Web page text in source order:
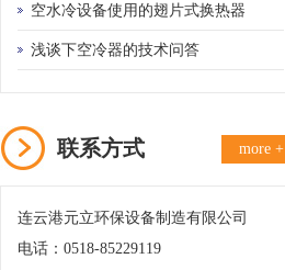
备的需要
空水冷设备使用的翅片式换热器
浅谈下空冷器的技术问答
联系方式 more +
连云港元立环保设备制造有限公司
电话：0518-85229119